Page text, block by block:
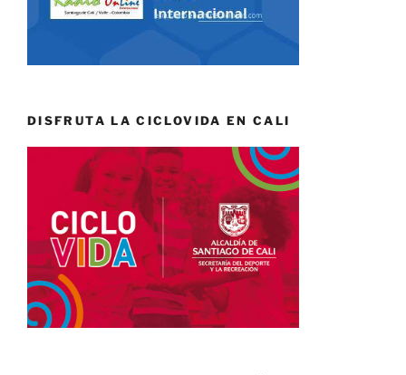
DISFRUTA LA CICLOVIDA EN CALI